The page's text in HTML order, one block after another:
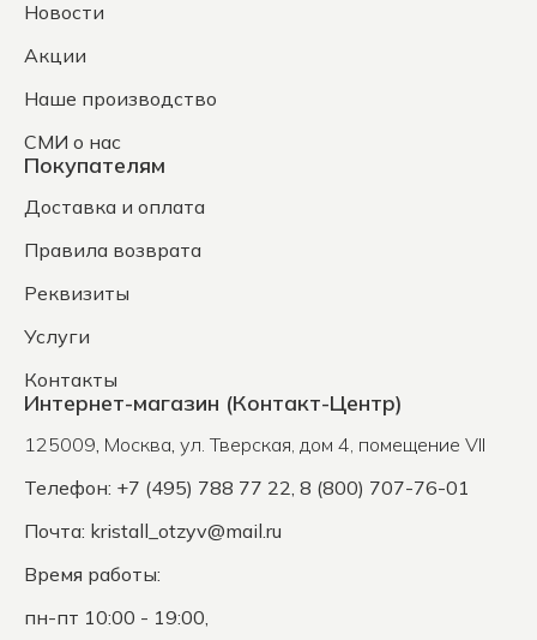
Новости
Акции
Наше производство
СМИ о нас
Покупателям
Доставка и оплата
Правила возврата
Реквизиты
Услуги
Контакты
Интернет-магазин (Контакт-Центр)
125009, Москва, ул. Тверская, дом 4, помещение VII
Телефон: +7 (495) 788 77 22, 8 (800) 707-76-01
Почта: kristall_otzyv@mail.ru
Время работы:
пн-пт 10:00 - 19:00,